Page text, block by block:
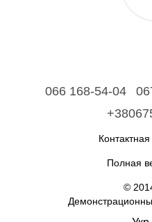
066 168-54-04
Полная
©